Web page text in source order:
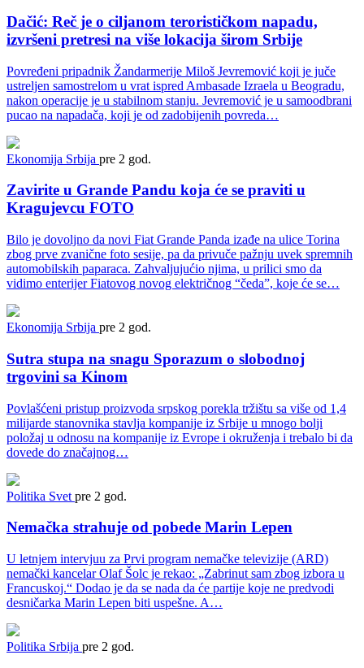
Dačić: Reč je o ciljanom terorističkom napadu,
izvršeni pretresi na više lokacija širom Srbije
Povređeni pripadnik Žandarmerije Miloš Jevremović koji je juče
ustreljen samostrelom u vrat ispred Ambasade Izraela u Beogradu,
nakon operacije je u stabilnom stanju. Jevremović je u samoodbrani
pucao na napadača, koji je od zadobijenih povreda…
Ekonomija Srbija pre 2 god.
Zavirite u Grande Pandu koja će se praviti u
Kragujevcu FOTO
Bilo je dovoljno da novi Fiat Grande Panda izađe na ulice Torina
zbog prve zvanične foto sesije, pa da privuče pažnju uvek spremnih
automobilskih paparaca. Zahvaljujućio njima, u prilici smo da
vidimo enterijer Fiatovog novog električnog “čeda”, koje će se…
Ekonomija Srbija pre 2 god.
Sutra stupa na snagu Sporazum o slobodnoj
trgovini sa Kinom
Povlašćeni pristup proizvoda srpskog porekla tržištu sa više od 1,4
milijarde stanovnika stavlja kompanije iz Srbije u mnogo bolji
položaj u odnosu na kompanije iz Evrope i okruženja i trebalo bi da
dovede do značajnog…
Politika Svet pre 2 god.
Nemačka strahuje od pobede Marin Lepen
U letnjem intervjuu za Prvi program nemačke televizije (ARD)
nemački kancelar Olaf Šolc je rekao: „Zabrinut sam zbog izbora u
Francuskoj.“ Dodao je da se nada da će partije koje ne predvodi
desničarka Marin Lepen biti uspešne. A…
Politika Srbija pre 2 god.